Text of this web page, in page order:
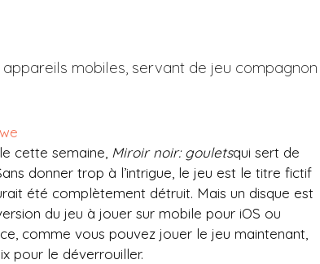
mobiles, servant de jeu compagnon
cette semaine, Miroir noir: gouletsqui sert de
donner trop à l’intrigue, le jeu est le titre fictif
été complètement détruit. Mais un disque est
du jeu à jouer sur mobile pour iOS ou
comme vous pouvez jouer le jeu maintenant,
pour le déverrouiller.